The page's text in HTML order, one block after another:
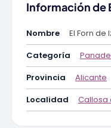
Información de
Nombre
El Forn de
Categoría
Provincia
Alicante
Localidad
Callosa